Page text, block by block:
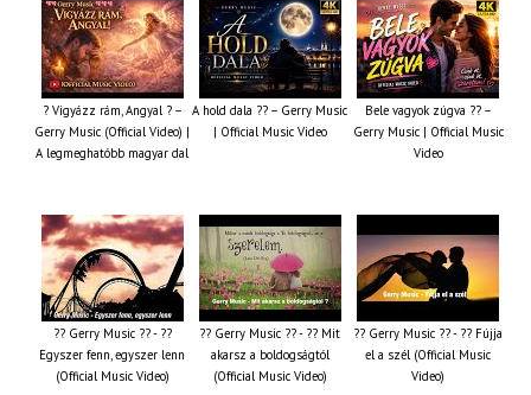
? Vigyázz rám, Angyal ? –
Gerry Music (Official Video) |
A legmeghatóbb magyar dal
A hold dala ?? – Gerry Music
| Official Music Video
Bele vagyok zúgva ?? –
Gerry Music | Official Music
Video
?? Gerry Music ?? - ??
Egyszer fenn, egyszer lenn
(Official Music Video)
?? Gerry Music ?? - ?? Mit
akarsz a boldogságtól
(Official Music Video)
?? Gerry Music ?? - ?? Fújja
el a szél (Official Music
Video)